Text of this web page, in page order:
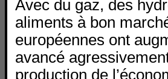
Avec du gaz, des
aliments à bon
européennes ont
avancé
production de